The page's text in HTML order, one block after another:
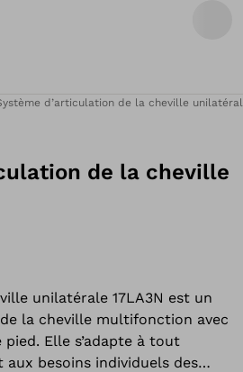
d’articulation de la cheville unilatéral
de la cheville
unilatérale 17LA3N est un
la cheville multifonction avec
Elle s’adapte à tout
besoins individuels des